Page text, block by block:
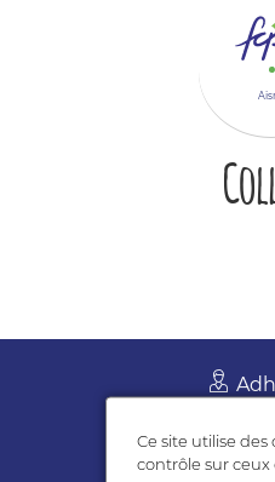
Ce site utilise
contrôle sur